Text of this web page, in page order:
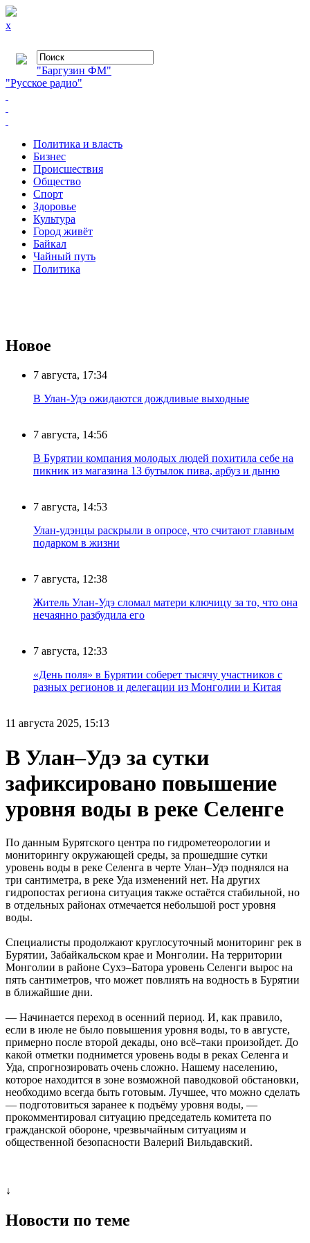
x
"Баргузин ФМ"
"Русское радио"
Политика и власть
Бизнес
Происшествия
Общество
Cпорт
Здоровье
Культура
Город живёт
Байкал
Чайный путь
Политика
Новое
7 августа, 17:34
В Улан-Удэ ожидаются дождливые выходные
7 августа, 14:56
В Бурятии компания молодых людей похитила себе на
пикник из магазина 13 бутылок пива, арбуз и дыню
7 августа, 14:53
Улан-удэнцы раскрыли в опросе, что считают главным
подарком в жизни
7 августа, 12:38
Житель Улан-Удэ сломал матери ключицу за то, что она
нечаянно разбудила его
7 августа, 12:33
«День поля» в Бурятии соберет тысячу участников с
разных регионов и делегации из Монголии и Китая
11 августа 2025, 15:13
В Улан–Удэ за сутки
зафиксировано повышение
уровня воды в реке Селенге
По данным Бурятского центра по гидрометеорологии и
мониторингу окружающей среды, за прошедшие сутки
уровень воды в реке Селенга в черте Улан–Удэ поднялся на
три сантиметра, в реке Уда изменений нет. На других
гидропостах региона ситуация также остаётся стабильной, но
в отдельных районах отмечается небольшой рост уровня
воды.
Специалисты продолжают круглосуточный мониторинг рек в
Бурятии, Забайкальском крае и Монголии. На территории
Монголии в районе Сухэ–Батора уровень Селенги вырос на
пять сантиметров, что может повлиять на водность в Бурятии
в ближайшие дни.
— Начинается переход в осенний период. И, как правило,
если в июле не было повышения уровня воды, то в августе,
примерно после второй декады, оно всё–таки произойдет. До
какой отметки поднимется уровень воды в реках Селенга и
Уда, спрогнозировать очень сложно. Нашему населению,
которое находится в зоне возможной паводковой обстановки,
необходимо всегда быть готовым. Лучшее, что можно сделать
— подготовиться заранее к подъёму уровня воды, —
прокомментировал ситуацию председатель комитета по
гражданской обороне, чрезвычайным ситуациям и
общественной безопасности Валерий Вильдавский.
↓
Новости по теме